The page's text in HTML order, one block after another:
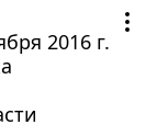
2016 г.